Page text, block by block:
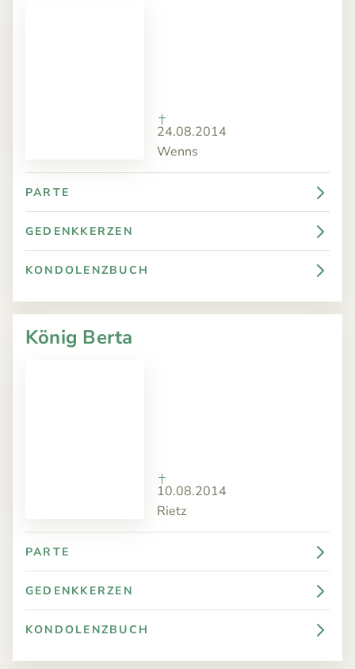
24.08.2014
Wenns
PARTE
GEDENKKERZEN
KONDOLENZBUCH
König Berta
10.08.2014
Rietz
PARTE
GEDENKKERZEN
KONDOLENZBUCH